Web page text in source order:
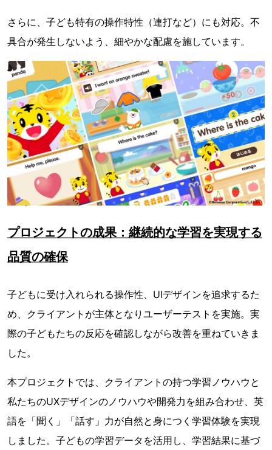
さらに、子ども特有の操作特性（連打など）にも対応。不
具合が発生しないよう、細やかな配慮を施しています。
プロジェクトの成果：継続的な学習を実現する
品質の確保
子どもに受け入れられる操作性、UIデザインを追求するた
め、クライアントが主体となりユーザーテストを実施。実
際の子どもたちの反応を確認しながら改善を重ねていきま
した。
本プロジェクトでは、クライアントの持つ学習ノウハウと
私たちのUXデザインのノウハウや開発力を組み合わせ、英
語を「聞く」「話す」力が自然と身につく学習体験を実現
しました。子どもの学習データを活用し、学習結果に基づ